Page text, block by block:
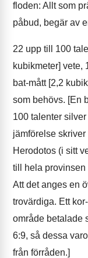
floden: Allt som
påbud, begär av
22 upp till 100
kubikmeter] vete,
bat-mått [2,2
som behövs. [En
100 talenter silver
jämförelse
Herodotos (i sitt
till hela provinsen
Att det anges en
trovärdiga. Ett
område betalade
6:9, så dessa
från förråden.]